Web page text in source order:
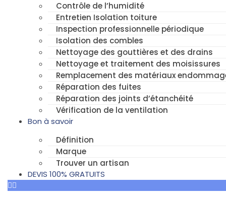
Contrôle de l’humidité
Entretien Isolation toiture
Inspection professionnelle périodique
Isolation des combles
Nettoyage des gouttières et des drains
Nettoyage et traitement des moisissures
Remplacement des matériaux
Réparation des fuites
Réparation des joints d’étanchéité
Vérification de la ventilation
Bon à savoir
Définition
Marque
Trouver un artisan
DEVIS 100% GRATUITS